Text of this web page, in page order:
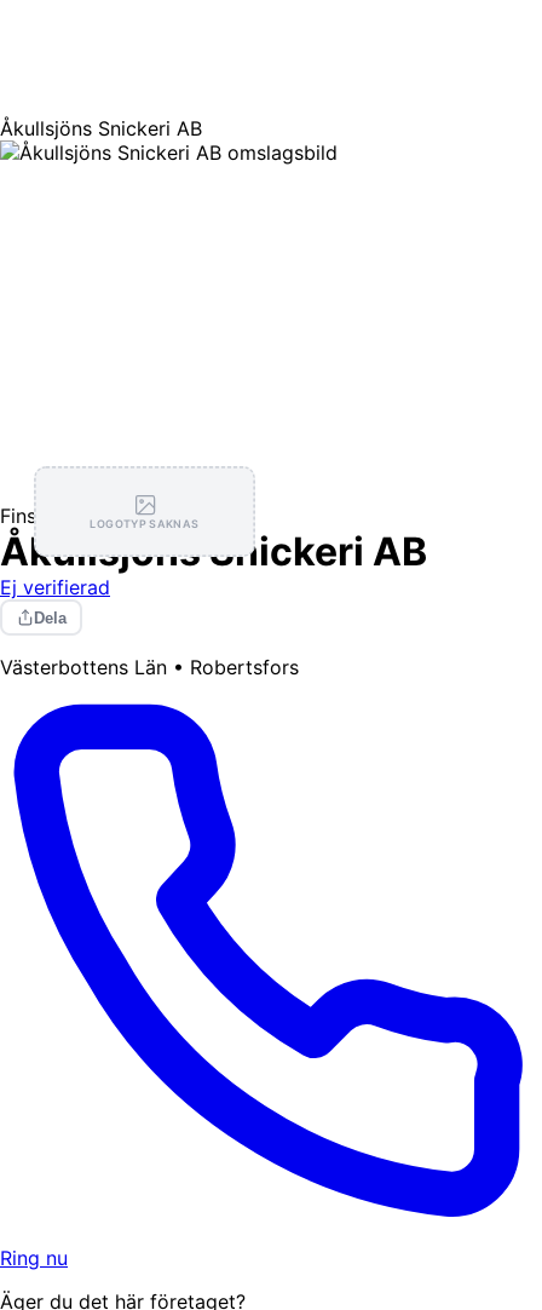
Åkullsjöns Snickeri AB
LOGOTYP SAKNAS
Finsnickeri
Åkullsjöns Snickeri AB
Ej verifierad
Dela
Västerbottens Län • Robertsfors
Ring nu
Äger du det här företaget?